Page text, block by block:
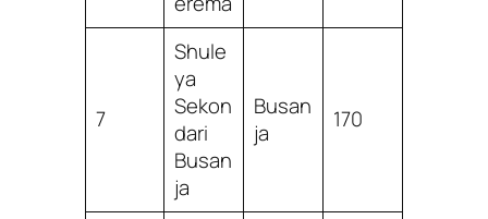
7
Shule
ya
Sekon
dari
Busan
ja
Busan
ja
170